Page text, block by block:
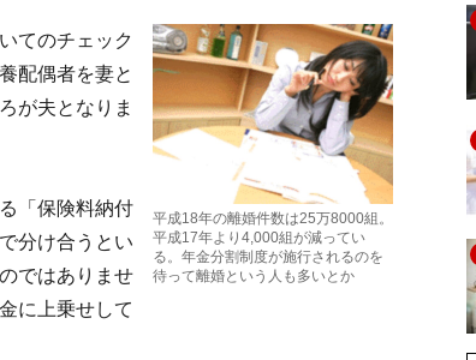
平成18年の離婚件数は25万8000組。
平成17年より4,000組が減ってい
る。年金分割制度が施行されるのを
待って離婚という人も多いとか
てのチェック
配偶者を妻と
が夫となりま
「保険料納付
分け合うとい
ではありませ
に上乗せして